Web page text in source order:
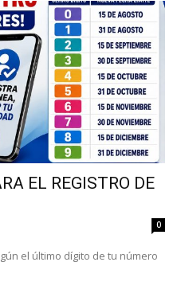
EL REGISTRO DE
0
el último dígito de tu número